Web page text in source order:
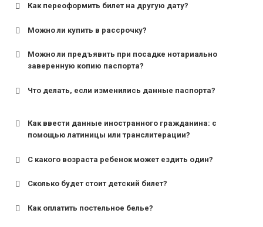
Как переоформить билет на другую дату?
Можно ли купить в рассрочку?
Можно ли предъявить при посадке нотариально
заверенную копию паспорта?
Что делать, если изменились данные паспорта?
Как ввести данные иностранного гражданина: с
помощью латиницы или транслитерации?
С какого возраста ребенок может ездить один?
для поездов дальнего следования — от 10 лет и
Сколько будет стоит детский билет?
Как оплатить постельное белье?